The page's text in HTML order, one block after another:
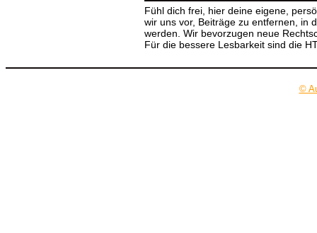
Fühl dich frei, hier deine eigene,
wir uns vor, Beiträge zu entfernen, in
werden. Wir bevorzugen neue
Für die bessere Lesbarkeit sind die
©